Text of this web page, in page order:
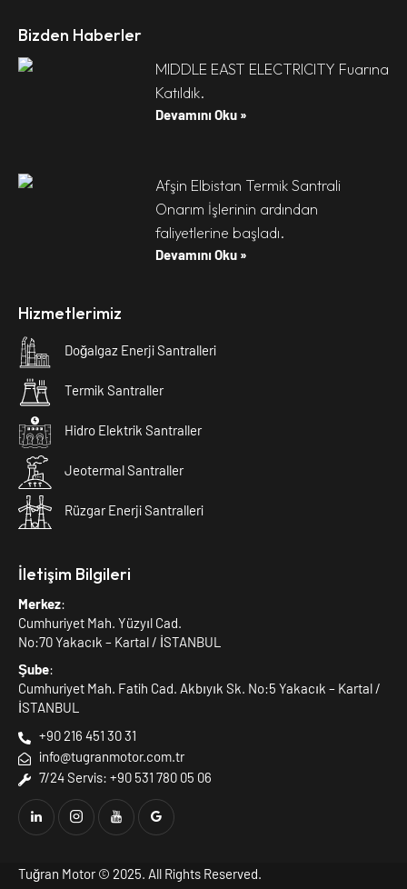
Bizden Haberler
MIDDLE EAST ELECTRICITY Fuarına
Katıldık.
Devamını Oku »
Afşin Elbistan Termik Santrali
Onarım İşlerinin ardından
faliyetlerine başladı.
Devamını Oku »
Hizmetlerimiz
Doğalgaz Enerji Santralleri
Termik Santraller
Hidro Elektrik Santraller
Jeotermal Santraller
Rüzgar Enerji Santralleri
İletişim Bilgileri
Merkez:
Cumhuriyet Mah. Yüzyıl Cad.
No:70 Yakacık – Kartal / İSTANBUL
Şube:
Cumhuriyet Mah. Fatih Cad. Akbıyık Sk. No:5 Yakacık – Kartal /
İSTANBUL
+90 216 451 30 31
info@tugranmotor.com.tr
7/24 Servis: +90 531 780 05 06
Tuğran Motor© 2025. All Rights Reserved.